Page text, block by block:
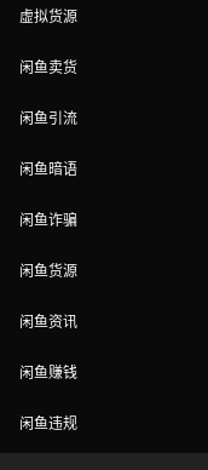
虚拟货源
闲鱼卖货
闲鱼引流
闲鱼暗语
闲鱼诈骗
闲鱼货源
闲鱼资讯
闲鱼赚钱
闲鱼违规